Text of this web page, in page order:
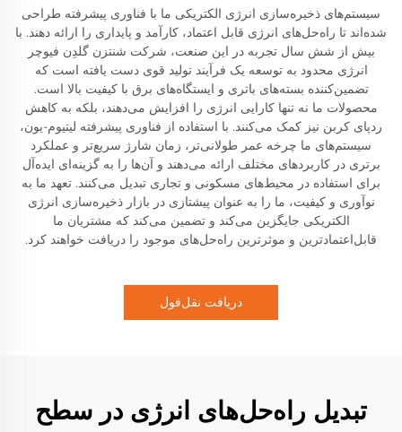
سیستم‌های ذخیره‌سازی انرژی الکتریکی ما با فناوری پیشرفته طراحی
شده‌اند تا راه‌حل‌های انرژی قابل اعتماد، کارآمد و پایداری را ارائه دهند. با
بیش از شش سال تجربه در این صنعت، شرکت شنتزن گلدِن فیوچر
انرژی محدود به توسعه یک فرآیند تولید قوی دست یافته است که
تضمین‌کننده بسته‌های باتری و ایستگاه‌های برق با کیفیت بالا است.
محصولات ما نه تنها کارایی انرژی را افزایش می‌دهند، بلکه به کاهش
ردپای کربن نیز کمک می‌کنند. با استفاده از فناوری پیشرفته لیتیوم-یون،
سیستم‌های ما چرخه عمر طولانی‌تر، زمان شارژ سریع‌تر و عملکرد
برتری در کاربردهای مختلف ارائه می‌دهند و آن‌ها را به گزینه‌ای ایده‌آل
برای استفاده در محیط‌های مسکونی و تجاری تبدیل می‌کنند. تعهد ما به
نوآوری و کیفیت، ما را به عنوان پیشتازی در بازار ذخیره‌سازی انرژی
الکتریکی جایگزین می‌کند و تضمین می‌کند که مشتریان ما
قابل‌اعتماد‌ترین و موثرترین راه‌حل‌های موجود را دریافت خواهند کرد.
دریافت نقل‌قول
تبدیل راه‌حل‌های انرژی در سطح